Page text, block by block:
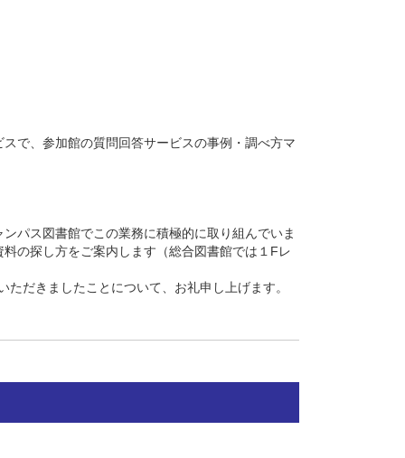
で、参加館の質問回答サービスの事例・調べ方マ
パス図書館でこの業務に積極的に取り組んでいま
の探し方をご案内します（総合図書館では１Fレ
だきましたことについて、お礼申し上げます。